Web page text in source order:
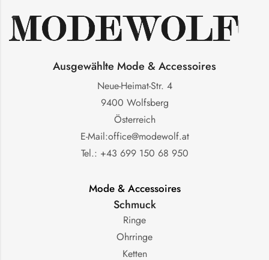
Ausgewählte Mode & Accessoires
Neue-Heimat-Str. 4
9400 Wolfsberg
Österreich
E-Mail:office@modewolf.at
Tel.: +43 699 150 68 950
Mode & Accessoires
Schmuck
Ringe
Ohrringe
Ketten